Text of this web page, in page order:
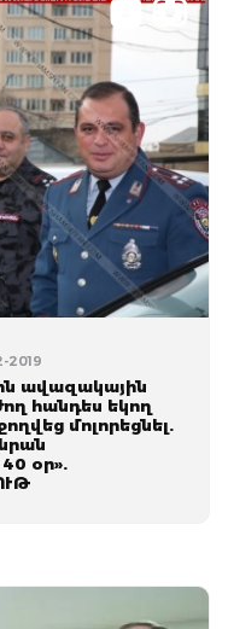
2019
ավազակային
հանդես եկող
մոլորեցնել.
օր».